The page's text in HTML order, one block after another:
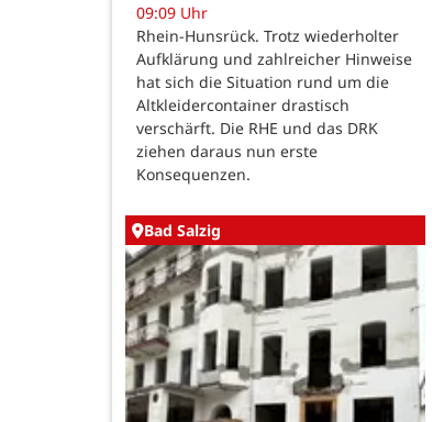
09:09 Uhr
Rhein-Hunsrück. Trotz wiederholter
Aufklärung und zahlreicher Hinweise
hat sich die Situation rund um die
Altkleidercontainer drastisch
verschärft. Die RHE und das DRK
ziehen daraus nun erste
Konsequenzen.
Bad Salzig